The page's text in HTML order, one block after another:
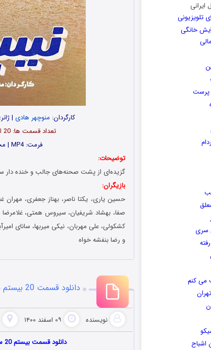
ایرانی
تلویزیونی
خانگی
پرست
سری
می کنم
اشباح
کارگردان: منوچهر هادی |
تعداد قسمت ها: 20 اپیزود | مدت زمان: 44 دقیقه | کیفیت: بلوری BluRay
فرمت: MP4 | محصول کشور ایران | تهیه کننده: احسان ظلی‌پور
توضیحات:
گزیده‌ای از پشت صحنه‌های جالب و خنده دار
بازیگران:
حسین یاری، یکتا ناصر، بهناز جعفری،
صفا، بهشاد شریفیان، سیروس همتی،
کشکولی، علی مهربان، نیکی میربها، سانای
و رضا بنفشه خواه
دانلود قسمت 20 بیستم سریال نیسان آبی
نویسنده ۰۹ اسفند ۱۴۰۰
دانلود قسمت بیستم 20 سریال نیسان آبی با کیفیت عالی 1080p Full HD BluRay